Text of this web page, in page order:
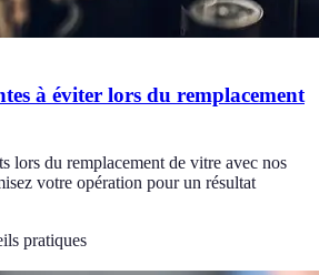
à éviter lors du remplacement
lors du remplacement de vitre avec nos
votre opération pour un résultat
pratiques